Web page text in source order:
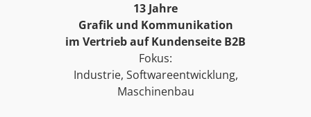
13 Jahre
Grafik und Kommunikation
im Vertrieb auf Kundenseite B2B
Fokus:
Industrie, Softwareentwicklung,
Maschinenbau